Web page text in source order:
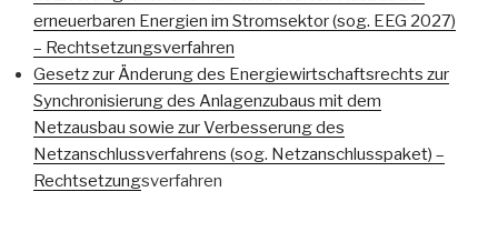
erneuerbaren Energien im Stromsektor (sog. EEG 2027)
– Rechtsetzungsverfahren
Gesetz zur Änderung des Energiewirtschaftsrechts zur
Synchronisierung des Anlagenzubaus mit dem
Netzausbau sowie zur Verbesserung des
Netzanschlussverfahrens (sog. Netzanschlusspaket) –
Rechtsetzungsverfahren